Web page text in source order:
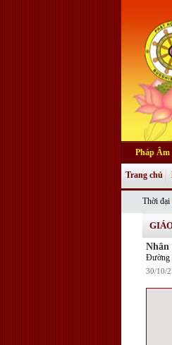
Pháp Âm
Trang chủ
Thời đại
Nhân
Đường
30/10/